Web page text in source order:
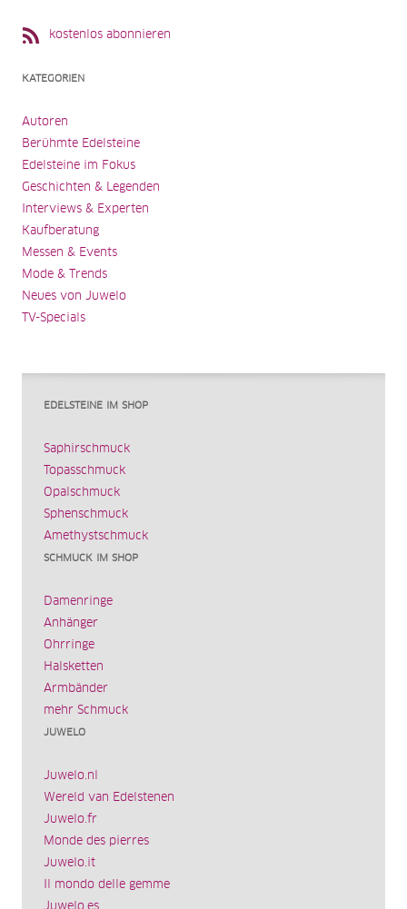
kostenlos abonnieren
KATEGORIEN
Autoren
Berühmte Edelsteine
Edelsteine im Fokus
Geschichten & Legenden
Interviews & Experten
Kaufberatung
Messen & Events
Mode & Trends
Neues von Juwelo
TV-Specials
EDELSTEINE IM SHOP
Saphirschmuck
Topasschmuck
Opalschmuck
Sphenschmuck
Amethystschmuck
SCHMUCK IM SHOP
Damenringe
Anhänger
Ohrringe
Halsketten
Armbänder
mehr Schmuck
JUWELO
Juwelo.nl
Wereld van Edelstenen
Juwelo.fr
Monde des pierres
Juwelo.it
Il mondo delle gemme